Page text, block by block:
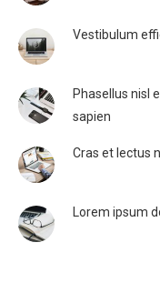
Vestibulum
Phasellus nisl
sapien
Cras et lectus
Lorem ipsum